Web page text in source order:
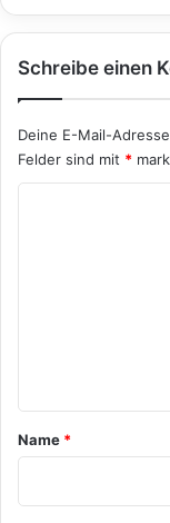
Schreibe einen
Deine E-Mail-
Felder sind mit *
a
*
Name *